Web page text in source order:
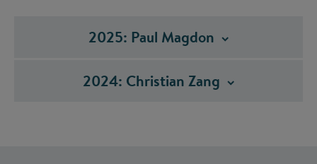
2025: Paul Magdon
2024: Christian Zang